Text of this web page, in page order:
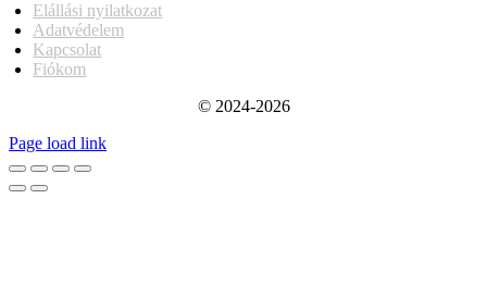
Elállási nyilatkozat
Adatvédelem
Kapcsolat
Fiókom
© 2024-2026
Page load link